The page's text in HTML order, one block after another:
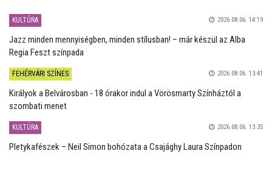
KULTÚRA 2026.08.06. 14:19
Jazz minden mennyiségben, minden stílusban! – már készül az Alba
Regia Feszt színpada
FEHÉRVÁRI SZÍNES 2026.08.06. 13:41
Királyok a Belvárosban - 18 órakor indul a Vörösmarty Színháztól a
szombati menet
KULTÚRA 2026.08.06. 13:35
Pletykafészek – Neil Simon bohózata a Csajághy Laura Színpadon